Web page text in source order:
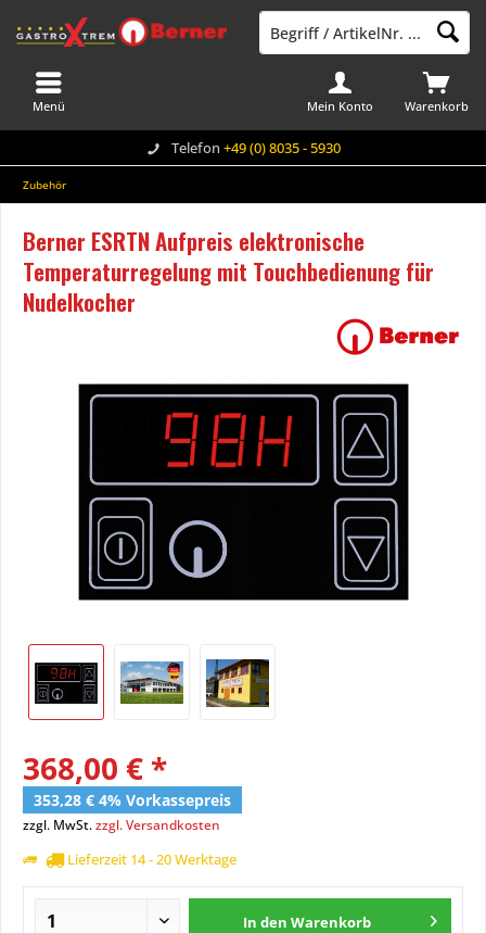
Telefon +49 (0) 8035 - 5930
Warenkorb
Mein Konto
Menü
Zubehör
Berner ESRTN Aufpreis elektronische
Temperaturregelung mit Touchbedienung für
Nudelkocher
368,00 € *
353,28 € 4% Vorkassepreis
zzgl. MwSt.zzgl. Versandkosten
Lieferzeit 14 - 20 Werktage
In den Warenkorb